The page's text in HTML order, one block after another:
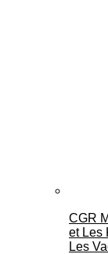
CGR
et Les
Les